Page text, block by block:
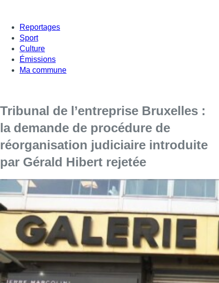
Reportages
Sport
Culture
Émissions
Ma commune
Tribunal de l’entreprise Bruxelles :
la demande de procédure de
réorganisation judiciaire introduite
par Gérald Hibert rejetée